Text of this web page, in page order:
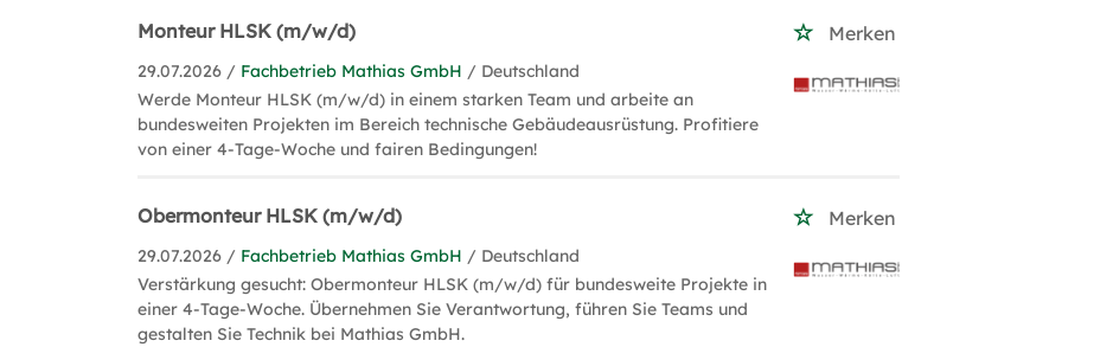
Monteur HLSK (m/w/d) Merken
29.07.2026 / Fachbetrieb Mathias GmbH / Deutschland
Werde Monteur HLSK (m/w/d) in einem starken Team und arbeite an
bundesweiten Projekten im Bereich technische Gebäudeausrüstung. Profitiere
von einer 4-Tage-Woche und fairen Bedingungen!
Obermonteur HLSK (m/w/d) Merken
29.07.2026 / Fachbetrieb Mathias GmbH / Deutschland
Verstärkung gesucht: Obermonteur HLSK (m/w/d) für bundesweite Projekte in
einer 4-Tage-Woche. Übernehmen Sie Verantwortung, führen Sie Teams und
gestalten Sie Technik bei Mathias GmbH.